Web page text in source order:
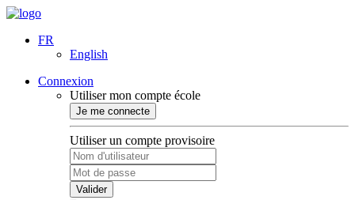
FR
English
Connexion
Utiliser mon compte école
Je me connecte
Utiliser un compte provisoire
Valider